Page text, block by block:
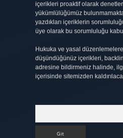
içerikleri proaktif olarak
yükümlülüğümüz
yazdıkları içeriklerin
üye olarak bu sorumluluğu
Hukuka ve yasal
düşündüğünüz içerikleri,
adresine bildirmeniz halinde,
içerisinde sitemizden